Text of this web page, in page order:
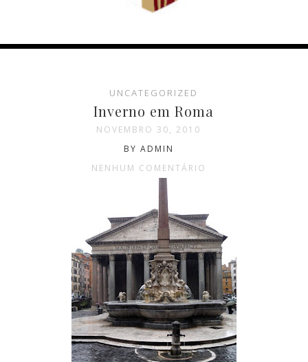
UNCATEGORIZED
Inverno em Roma
NOVEMBRO 30, 2010
BY ADMIN
NENHUM COMENTÁRIO